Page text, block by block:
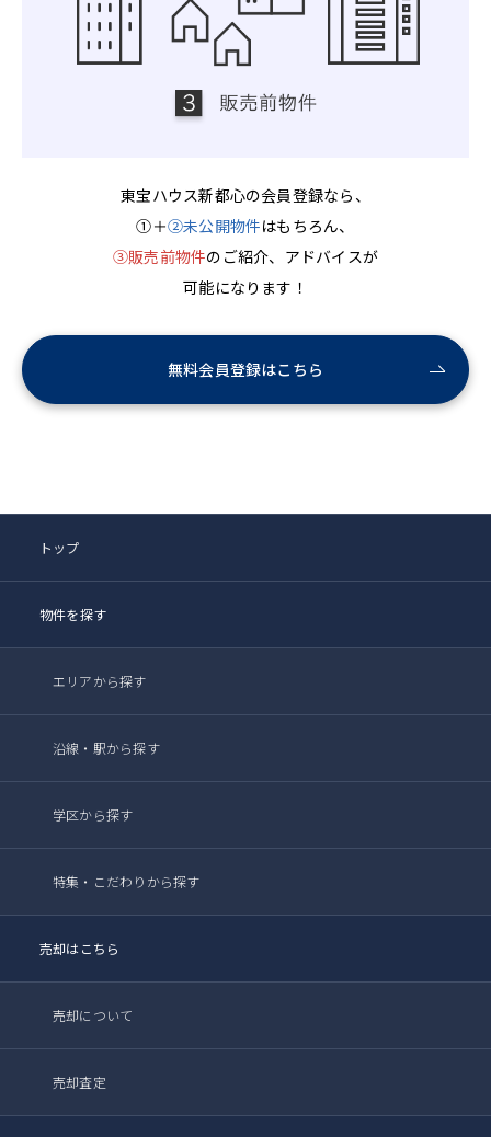
東宝ハウス新都心の会員登録なら、
①＋②未公開物件はもちろん、
③販売前物件のご紹介、アドバイスが
可能になります！
無料会員登録はこちら
トップ
物件を探す
エリアから探す
沿線・駅から探す
学区から探す
特集・こだわりから探す
売却はこちら
売却について
売却査定